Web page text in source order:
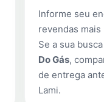
Informe seu
revendas
Se a sua
Do Gás,
de entrega
Lami.